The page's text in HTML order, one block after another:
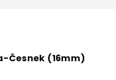
Česnek (16mm)